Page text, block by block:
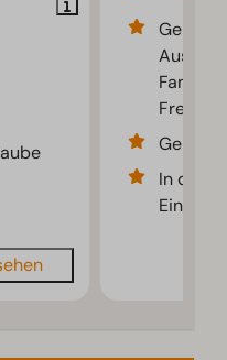
Ausflug
Familie
In der